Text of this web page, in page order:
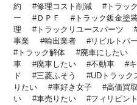
約
修理コスト削減 トラッ
ー
ＤＰＦ トラック鈑金塗装
理
トラックリユースパーツ
事業
輸出業者 リビルトパ
トラック解体
廃車にしたい
車
廃車したい 不動車
ド
三菱ふそう UDトラック
りたい
車好き女子 高価買
い
車売りたい フィリピン